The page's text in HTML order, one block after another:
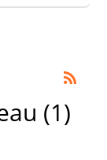
(1)